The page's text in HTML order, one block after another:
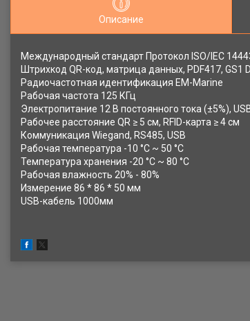
Описание
Международный стандарт Протокол ISO/IEC
Штрихкод QR-код, матрица данных, PDF417, GS1
Радиочастотная идентификация EM-Marine
Рабочая частота 125 КГц
Электропитание 12 В постоянного тока (±5%),
Рабочее расстояние QR ≥ 5 см, RFID-карта ≥ 4 см
Коммуникация Wiegand, RS485, USB
Рабочая температура -10 °C ~ 50 °C
Температура хранения -20 °C ~ 80 °C
Рабочая влажность 20% - 80%
Измерение 86 * 86 * 50 мм
USB-кабель 1000мм